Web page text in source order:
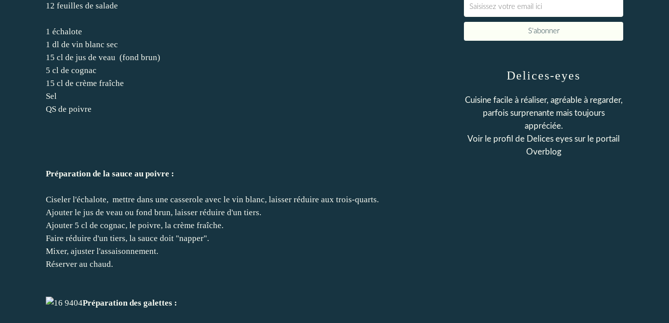
12 feuilles de salade
1 échalote
1 dl de vin blanc sec
15 cl de jus de veau (fond brun)
5 cl de cognac
15 cl de crème fraîche
Sel
QS de poivre
Préparation de la sauce au poivre :
Ciseler l'échalote, mettre dans une casserole avec le vin blanc, laisser réduire aux trois-quarts.
Ajouter le jus de veau ou fond brun, laisser réduire d'un tiers.
Ajouter 5 cl de cognac, le poivre, la crème fraîche.
Faire réduire d'un tiers, la sauce doit "napper".
Mixer, ajuster l'assaisonnement.
Réserver au chaud.
Préparation des galettes :
Delices-eyes
Cuisine facile à réaliser, agréable à regarder,
parfois surprenante mais toujours
appréciée.
Voir le profil de Delices eyes sur le portail
Overblog